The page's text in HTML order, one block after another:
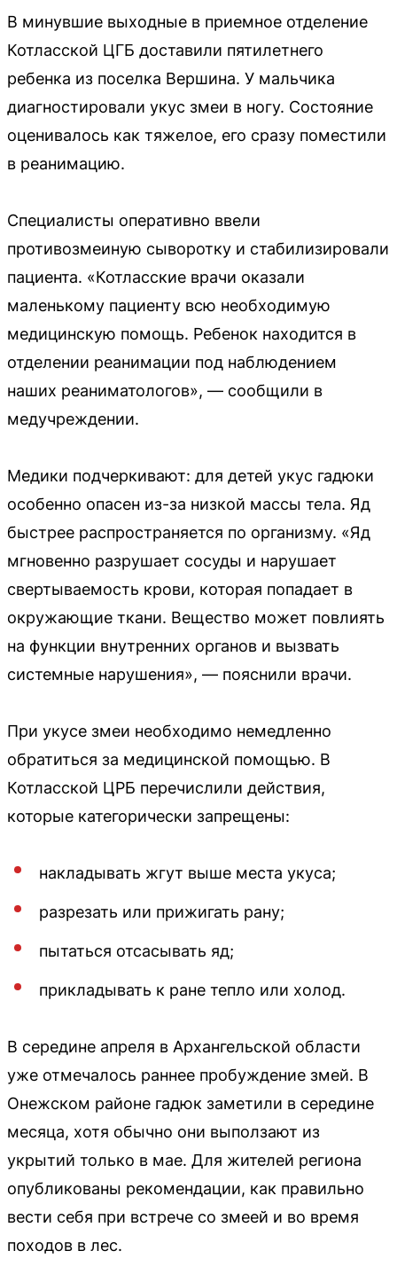
В минувшие выходные в приемное отделение
Котласской ЦГБ доставили пятилетнего
ребенка из поселка Вершина. У мальчика
диагностировали укус змеи в ногу. Состояние
оценивалось как тяжелое, его сразу поместили
в реанимацию.
Специалисты оперативно ввели
противозмеиную сыворотку и стабилизировали
пациента. «Котласские врачи оказали
маленькому пациенту всю необходимую
медицинскую помощь. Ребенок находится в
отделении реанимации под наблюдением
наших реаниматологов», — сообщили в
медучреждении.
Медики подчеркивают: для детей укус гадюки
особенно опасен из-за низкой массы тела. Яд
быстрее распространяется по организму. «Яд
мгновенно разрушает сосуды и нарушает
свертываемость крови, которая попадает в
окружающие ткани. Вещество может повлиять
на функции внутренних органов и вызвать
системные нарушения», — пояснили врачи.
При укусе змеи необходимо немедленно
обратиться за медицинской помощью. В
Котласской ЦРБ перечислили действия,
которые категорически запрещены:
накладывать жгут выше места укуса;
разрезать или прижигать рану;
пытаться отсасывать яд;
прикладывать к ране тепло или холод.
В середине апреля в Архангельской области
уже отмечалось раннее пробуждение змей. В
Онежском районе гадюк заметили в середине
месяца, хотя обычно они выползают из
укрытий только в мае. Для жителей региона
опубликованы рекомендации, как правильно
вести себя при встрече со змеей и во время
походов в лес.